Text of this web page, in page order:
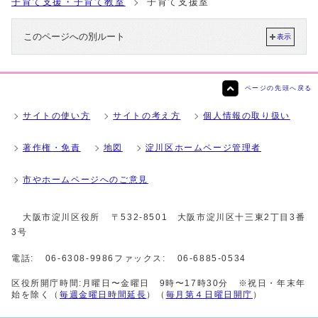
このページへの別ルート 表示
ページの先頭へ戻る
サイトの使い方 サイトの考え方 個人情報の取り扱い
著作権・免責 地図 淀川区ホームページ管理者
市やホームページへのご意見
大阪市淀川区役所
〒532-8501 大阪市淀川区十三東2丁目3番
3号
電話: 06-6308-9986 ファックス: 06-6885-0534
区役所開庁時間:月曜日〜金曜日 9時〜17時30分 ※祝日・年末年
始を除く（ 毎週金曜日時間延長 ）（ 毎月第４日曜日開庁 ）